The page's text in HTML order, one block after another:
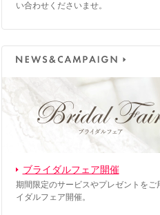
い合わせくださいませ。
ブライダルフェア開催
期間限定のサービスやプレゼントをご
イダルフェア開催。